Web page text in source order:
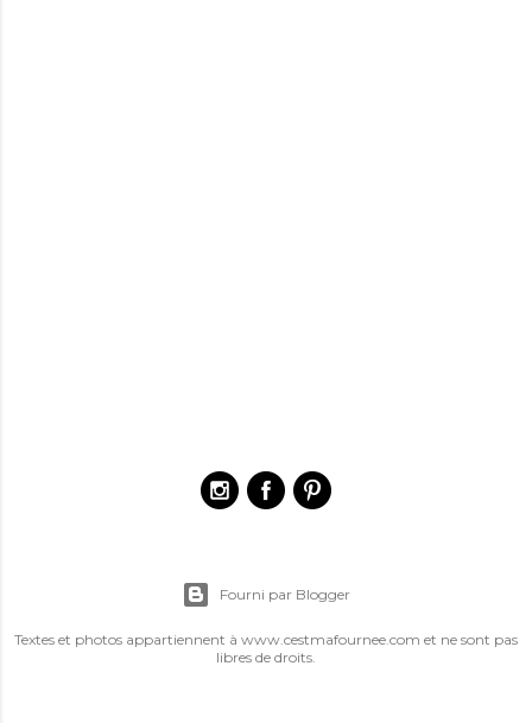
Fourni par Blogger
Textes et photos appartiennent à www.cestmafournee.com et ne sont pas
libres de droits.